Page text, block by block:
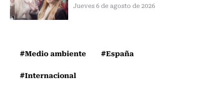
Jueves 6 de agosto de 2026
#Medio ambiente
#España
#Internacional